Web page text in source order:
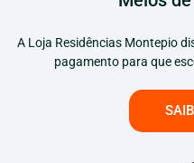
A Loja Residências Montepio
pagamento para que